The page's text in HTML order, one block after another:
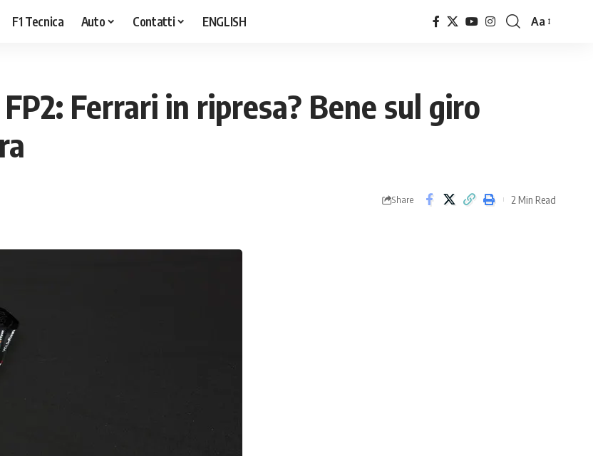
F1 Tecnica Auto Contatti ENGLISH
Font
Aa
Ferrari in ripresa? Bene sul giro
Share 2 Min Read